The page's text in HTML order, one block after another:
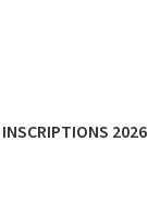
INSCRIPTIONS 2026